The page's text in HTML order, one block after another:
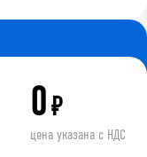
0₽
цена указана с НДС